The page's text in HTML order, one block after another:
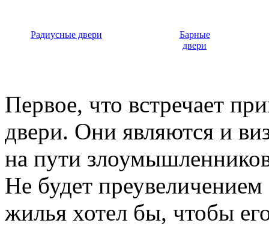
Радиусные двери
Барные
двери
Первое, что встречает
двери. Они являются и
на пути
Не будет
жилья хотел бы, чтобы